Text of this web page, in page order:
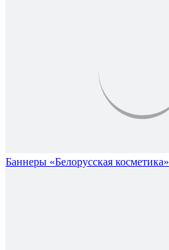
Баннеры «Белорусская косметика»